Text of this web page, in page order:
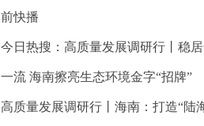
前快播
今日热搜：高质量发展调研行丨稳居
一流 海南擦亮生态环境金字“招牌”
高质量发展调研行丨海南：打造“陆